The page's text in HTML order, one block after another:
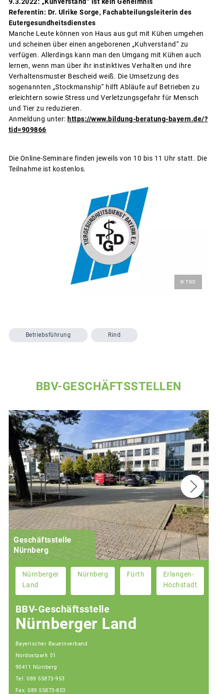
Referentin: Dr. Ulrike Sorge, Fachabteilungsleiterin des
Eutergesundheitsdienstes
Manche Leute können von Haus aus gut mit Kühen umgehen
und scheinen über einen angeborenen „Kuhverstand“ zu
verfügen. Allerdings kann man den Umgang mit Kühen auch
lernen, wenn man über ihr instinktives Verhalten und ihre
Verhaltensmuster Bescheid weiß. Die Umsetzung des
sogenannten „Stockmanship“ hilft Abläufe auf Betrieben zu
erleichtern sowie Stress und Verletzungsgefahr für Mensch
und Tier zu reduzieren.
Anmeldung unter: https://www.bildung-beratung-bayern.de/?
tid=909866
Die Online-Seminare finden jeweils von 10 bis 11 Uhr statt. Die
Teilnahme ist kostenlos.
© TGD
Betriebsführung Rind
BBV-GESCHÄFTSSTELLEN
Geschäftsstelle
Nürnberg
Nürnberger
Land
Nürnberg Fürth
Erlangen-
Höchstadt
BBV-Geschäftsstelle
Nürnberger Land
Bayerischer Bauernverband
Nordostpark 51
90411 Nürnberg
Tel: 089 55873-953
Fax: 089 55873-853